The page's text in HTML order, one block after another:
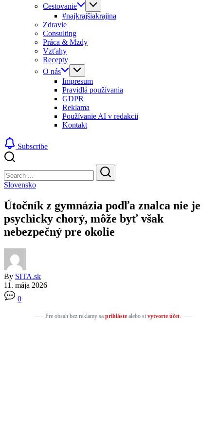
Cestovanie
#najkrajšiakrajina
Zdravie
Consulting
Práca & Mzdy
Vzťahy
Recepty
O nás
Impresum
Pravidlá používania
GDPR
Reklama
Používanie AI v redakcii
Kontakt
Subscribe
Search
Search
Slovensko
Útočník z gymnázia podľa znalca nie je
psychicky chorý, môže byť však
nebezpečný pre okolie
By SITA.sk
11. mája 2026
0
Pre obsah bez reklamy sa prihlástealebo si vytvorte účet.